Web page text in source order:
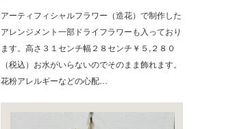
アーティフィシャルフラワー（造花）で制作した
アレンジメント一部ドライフラワーも入っており
ます。高さ３１センチ幅２８センチ￥５,２８０
（税込）お水がいらないのでそのまま飾れます。
花粉アレルギーなどの心配…